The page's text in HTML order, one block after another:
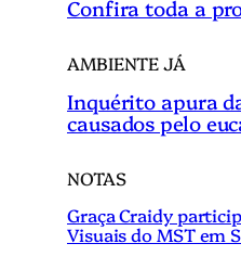
Confira toda a
AMBIENTE JÁ
Inquérito apura
causados pelo
NOTAS
Graça Craidy
Visuais do MST em